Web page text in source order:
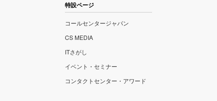
特設ページ
コールセンタージャパン
CS MEDIA
ITさがし
イベント・セミナー
コンタクトセンター・アワード